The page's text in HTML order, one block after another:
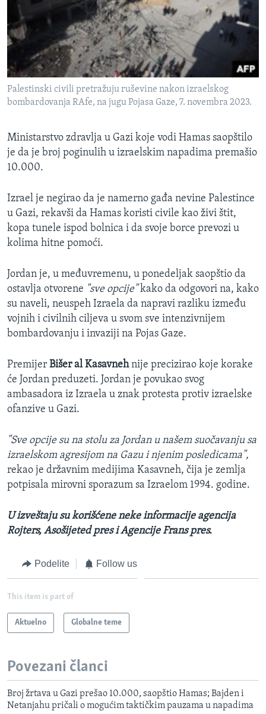
Palestinski civili pretražuju ruševine nakon izraelskog
bombardovanja RAfe, na jugu Pojasa Gaze, 7. novembra 2023.
Ministarstvo zdravlja u Gazi koje vodi Hamas saopštilo
je da je broj poginulih u izraelskim napadima premašio
10.000.
Izrael je negirao da je namerno gađa nevine Palestince
u Gazi, rekavši da Hamas koristi civile kao živi štit,
kopa tunele ispod bolnica i da svoje borce prevozi u
kolima hitne pomoći.
Jordan je, u međuvremenu, u ponedeljak saopštio da
ostavlja otvorene "sve opcije"kako da odgovori na, kako
su naveli, neuspeh Izraela da napravi razliku između
vojnih i civilnih ciljeva u svom sve intenzivnijem
bombardovanju i invaziji na Pojas Gaze.
Premijer Bišer al Kasavnehnije precizirao koje korake
će Jordan preduzeti. Jordan je povukao svog
ambasadora iz Izraela u znak protesta protiv izraelske
ofanzive u Gazi.
"Sve opcije su na stolu za Jordan u našem suočavanju sa
izraelskom agresijom na Gazu i njenim posledicama",
rekao je državnim medijima Kasavneh, čija je zemlja
potpisala mirovni sporazum sa Izraelom 1994. godine.
U izveštaju su korišćene neke informacije agencija
Rojters, Asošijeted pres i Agencije Frans pres.
Podelite Follow us
This item is part of
Aktuelno Globalne teme
Povezani članci
Broj žrtava u Gazi prešao 10.000, saopštio Hamas; Bajden i
Netanjahu pričali o mogućim taktičkim pauzama u napadima